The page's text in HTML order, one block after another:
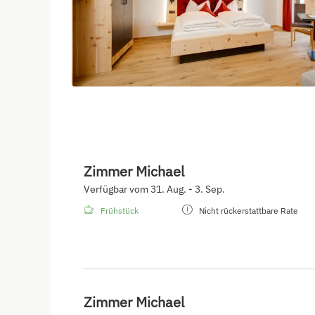
Zimmer Michael
Verfügbar vom 31. Aug. - 3. Sep.
Frühstück Nicht rückerstattbare Rate
Zimmer Michael